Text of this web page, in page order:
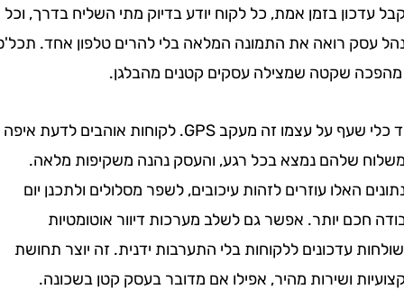
בזמן אמת, כל לקוח יודע בדיוק מתי השליח בדרך, וכל
רואה את התמונה המלאה בלי להרים טלפון אחד. תכל'ס,
שקטה שמצילה עסקים קטנים מהבלגן.
עוד כלי שעף על עצמו זה מעקב GPS. לקוחות אוהבים לדעת איפה
שלהם נמצא בכל רגע, והעסק נהנה משקיפות מלאה.
האלו עוזרים לזהות עיכובים, לשפר מסלולים ולתכנן יום
יותר. אפשר גם לשלב מערכות דיוור אוטומטיות
עדכונים ללקוחות בלי התערבות ידנית. זה יוצר תחושת
ושירות מהיר, אפילו אם מדובר בעסק קטן בשכונה.